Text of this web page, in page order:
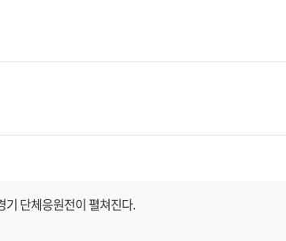
기 단체응원전이 펼쳐진다.